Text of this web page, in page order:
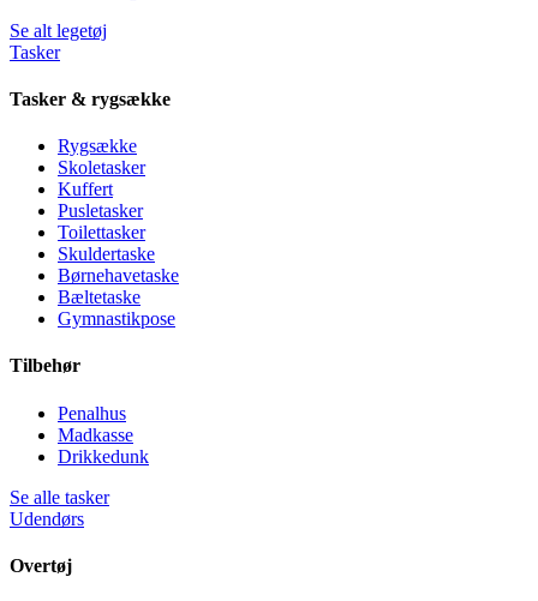
Se alt legetøj
Tasker
Tasker & rygsække
Rygsække
Skoletasker
Kuffert
Pusletasker
Toilettasker
Skuldertaske
Børnehavetaske
Bæltetaske
Gymnastikpose
Tilbehør
Penalhus
Madkasse
Drikkedunk
Se alle tasker
Udendørs
Overtøj